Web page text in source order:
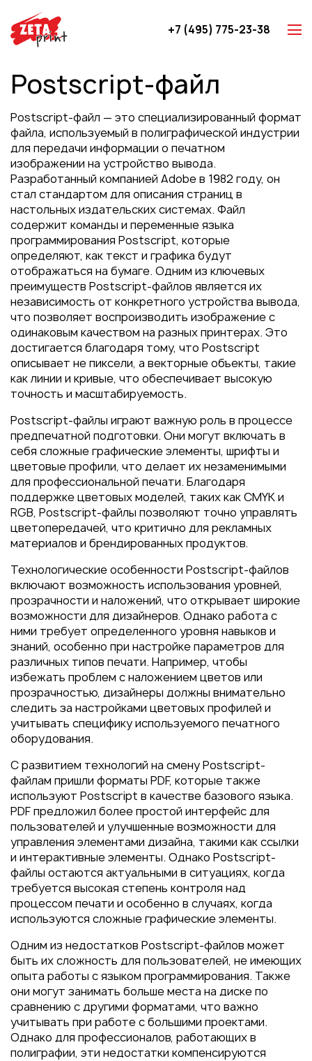
Брошюры
Игральные карты
Каталоги
Листовки
Книги
Папки
Календари
Упаковка
Блокноты с логотипом
Пакеты
Конверты
Журналы
Полиграфия для выставок
под ключ
Полиграфия к выборам 2026
+7 (495) 775-23-38
Postscript-файл
Postscript-файл — это специализированный формат
файла, используемый в полиграфической индустрии
для передачи информации о печатном
изображении на устройство вывода.
Разработанный компанией Adobe в 1982 году, он
стал стандартом для описания страниц в
настольных издательских системах. Файл
содержит команды и переменные языка
программирования Postscript, которые
определяют, как текст и графика будут
отображаться на бумаге. Одним из ключевых
преимуществ Postscript-файлов является их
независимость от конкретного устройства вывода,
что позволяет воспроизводить изображение с
одинаковым качеством на разных принтерах. Это
достигается благодаря тому, что Postscript
описывает не пиксели, а векторные объекты, такие
как линии и кривые, что обеспечивает высокую
точность и масштабируемость.
Postscript-файлы играют важную роль в процессе
предпечатной подготовки. Они могут включать в
себя сложные графические элементы, шрифты и
цветовые профили, что делает их незаменимыми
для профессиональной печати. Благодаря
поддержке цветовых моделей, таких как CMYK и
RGB, Postscript-файлы позволяют точно управлять
цветопередачей, что критично для рекламных
материалов и брендированных продуктов.
Технологические особенности Postscript-файлов
включают возможность использования уровней,
прозрачности и наложений, что открывает широкие
возможности для дизайнеров. Однако работа с
ними требует определенного уровня навыков и
знаний, особенно при настройке параметров для
различных типов печати. Например, чтобы
избежать проблем с наложением цветов или
прозрачностью, дизайнеры должны внимательно
следить за настройками цветовых профилей и
учитывать специфику используемого печатного
оборудования.
С развитием технологий на смену Postscript-
файлам пришли форматы PDF, которые также
используют Postscript в качестве базового языка.
PDF предложил более простой интерфейс для
пользователей и улучшенные возможности для
управления элементами дизайна, такими как ссылки
и интерактивные элементы. Однако Postscript-
файлы остаются актуальными в ситуациях, когда
требуется высокая степень контроля над
процессом печати и особенно в случаях, когда
используются сложные графические элементы.
Одним из недостатков Postscript-файлов может
быть их сложность для пользователей, не имеющих
опыта работы с языком программирования. Также
они могут занимать больше места на диске по
сравнению с другими форматами, что важно
учитывать при работе с большими проектами.
Однако для профессионалов, работающих в
полиграфии, эти недостатки компенсируются